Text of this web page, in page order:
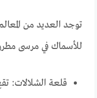
توجد العديد من
للأسماك في مرسى